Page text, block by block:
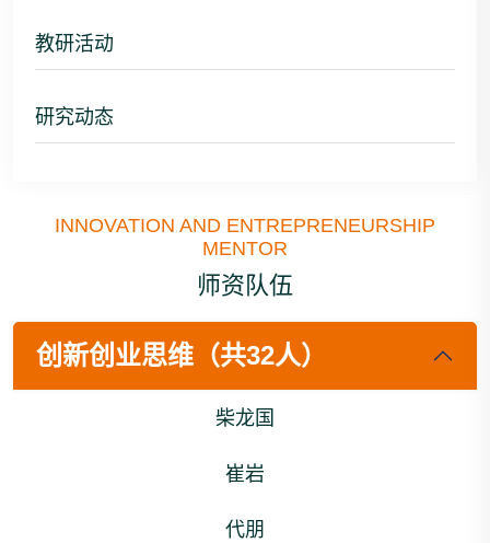
教研活动
研究动态
INNOVATION AND ENTREPRENEURSHIP
MENTOR
师资队伍
创新创业思维（共32人）
柴龙国
崔岩
代朋